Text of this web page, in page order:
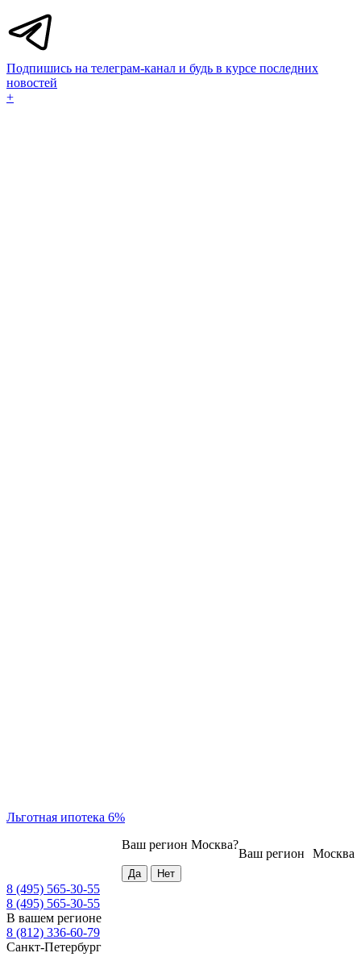
Подпишись на телеграм-канал и будь в курсе последних
новостей
+
Льготная ипотека 6%
Москва
Ваш регион
Ваш регион Москва?
8 (495) 565-30-55
8 (495) 565-30-55
В вашем регионе
8 (812) 336-60-79
Санкт-Петербург